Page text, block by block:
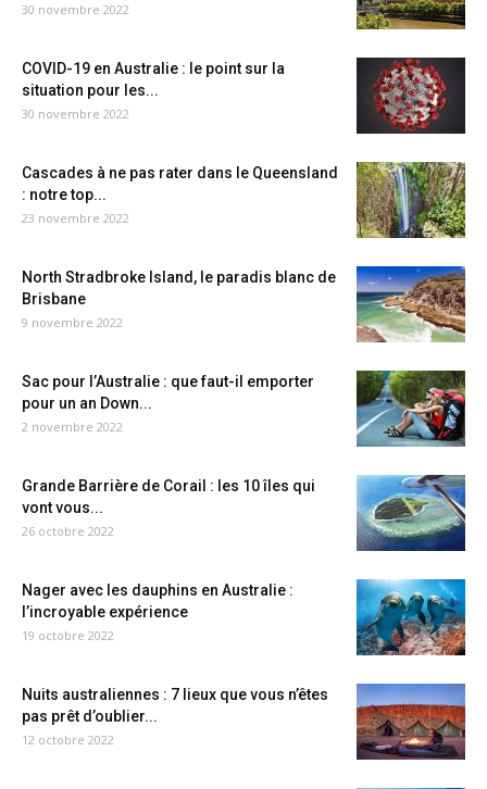
30 novembre 2022
COVID-19 en Australie : le point sur la
situation pour les...
30 novembre 2022
Cascades à ne pas rater dans le Queensland
: notre top...
23 novembre 2022
North Stradbroke Island, le paradis blanc de
Brisbane
9 novembre 2022
Sac pour l’Australie : que faut-il emporter
pour un an Down...
2 novembre 2022
Grande Barrière de Corail : les 10 îles qui
vont vous...
26 octobre 2022
Nager avec les dauphins en Australie :
l’incroyable expérience
19 octobre 2022
Nuits australiennes : 7 lieux que vous n’êtes
pas prêt d’oublier...
12 octobre 2022